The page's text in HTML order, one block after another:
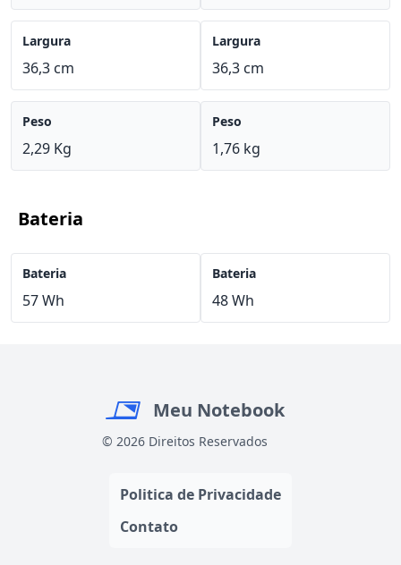
Largura
36,3 cm
Peso
2,29 Kg
Largura
36,3 cm
Peso
1,76 kg
Bateria
Bateria
57 Wh
Bateria
48 Wh
Meu Notebook
© 2026 Direitos Reservados
Politica de Privacidade
Contato